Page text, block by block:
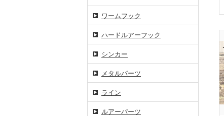
ワームフック
ハードルアーフック
シンカー
メタルパーツ
ライン
ルアーパーツ